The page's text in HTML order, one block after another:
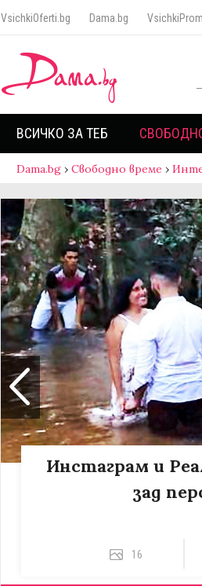
VsichkiOferti.bg Dama.bg
ВСИЧКО ЗА ТЕБ
Dama.bg › Свободно време ›
Инстаграм и
зад
16